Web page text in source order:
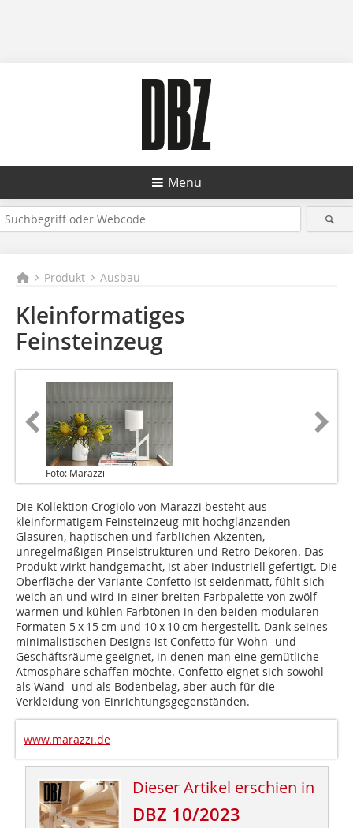
Menü
Produkt Ausbau
Kleinformatiges
Feinsteinzeug
Foto: Marazzi
Die Kollektion Crogiolo von Marazzi besteht aus
kleinformatigem Feinsteinzeug mit hochglänzenden
Glasuren, haptischen und farblichen Akzenten,
unregelmäßigen Pinselstrukturen und Retro-Dekoren. Das
Produkt wirkt handgemacht, ist aber industriell gefertigt. Die
Oberfläche der Variante Confetto ist seidenmatt, fühlt sich
weich an und wird in einer breiten Farbpalette von zwölf
warmen und kühlen Farbtönen in den beiden modularen
Formaten 5 x 15 cm und 10 x 10 cm hergestellt. Dank seines
minimalistischen Designs ist Confetto für Wohn- und
Geschäftsräume geeignet, in denen man eine gemütliche
Atmosphäre schaffen möchte. Confetto eignet sich sowohl
als Wand- und als Bodenbelag, aber auch für die
Verkleidung von Einrichtungsgegenständen.
www.marazzi.de
Dieser Artikel erschien in
DBZ 10/2023